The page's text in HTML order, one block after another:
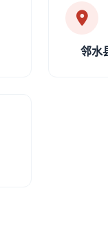
邻水